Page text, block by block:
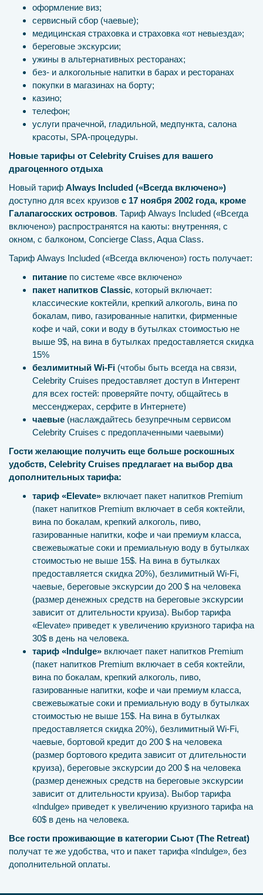
оформление виз;
сервисный сбор (чаевые);
медицинская страховка и страховка «от невыезда»;
береговые экскурсии;
ужины в альтернативных ресторанах;
без- и алкогольные напитки в барах и ресторанах
покупки в магазинах на борту;
казино;
телефон;
услуги прачечной, гладильной, медпункта, салона
красоты, SPA-процедуры.
Новые тарифы от Celebrity Cruises для вашего
драгоценного отдыха
Новый тариф Always Included («Всегда включено»)
доступно для всех круизов с 17 ноября 2002 года, кроме
Галапагосских островов. Тариф Always Included («Всегда
включено») распространятся на каюты: внутренняя, с
окном, с балконом, Concierge Class, Aqua Class.
Тариф Always Included («Всегда включено») гость получает:
питание по системе «все включено»
пакет напитков Classic, который включает:
классические коктейли, крепкий алкоголь, вина по
бокалам, пиво, газированные напитки, фирменные
кофе и чай, соки и воду в бутылках стоимостью не
выше 9$, на вина в бутылках предоставляется скидка
15%
безлимитный Wi-Fi (чтобы быть всегда на связи,
Celebrity Cruises предоставляет доступ в Интерент
для всех гостей: проверяйте почту, общайтесь в
мессенджерах, серфите в Интернете)
чаевые (наслаждайтесь безупречным сервисом
Celebrity Cruises с предоплаченными чаевыми)
Гости желающие получить еще больше роскошных
удобств, Celebrity Cruises предлагает на выбор два
дополнительных тарифа:
тариф «Elevate» включает пакет напитков Premium
(пакет напитков Premium включает в себя коктейли,
вина по бокалам, крепкий алкоголь, пиво,
газированные напитки, кофе и чаи премиум класса,
свежевыжатые соки и премиальную воду в бутылках
стоимостью не выше 15$. На вина в бутылках
предоставляется скидка 20%), безлимитный Wi-Fi,
чаевые, береговые экскурсии до 200 $ на человека
(размер денежных средств на береговые экскурсии
зависит от длительности круиза). Выбор тарифа
«Elevate» приведет к увеличению круизного тарифа на
30$ в день на человека.
тариф «Indulge» включает пакет напитков Premium
(пакет напитков Premium включает в себя коктейли,
вина по бокалам, крепкий алкоголь, пиво,
газированные напитки, кофе и чаи премиум класса,
свежевыжатые соки и премиальную воду в бутылках
стоимостью не выше 15$. На вина в бутылках
предоставляется скидка 20%), безлимитный Wi-Fi,
чаевые, бортовой кредит до 200 $ на человека
(размер бортового кредита зависит от длительности
круиза), береговые экскурсии до 200 $ на человека
(размер денежных средств на береговые экскурсии
зависит от длительности круиза). Выбор тарифа
«Indulge» приведет к увеличению круизного тарифа на
60$ в день на человека.
Все гости проживающие в категории Сьют (The Retreat)
получат те же удобства, что и пакет тарифа «Indulge», без
дополнительной оплаты.